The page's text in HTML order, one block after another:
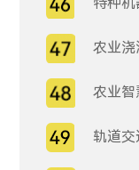
农业浇
农业智
轨道交